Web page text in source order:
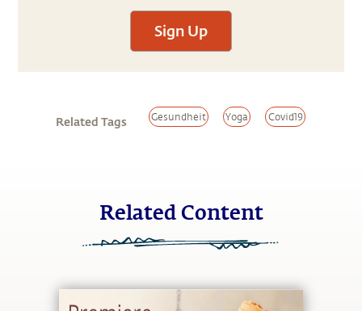
Sign Up
Related Tags Gesundheit Yoga Covid19
Related Content